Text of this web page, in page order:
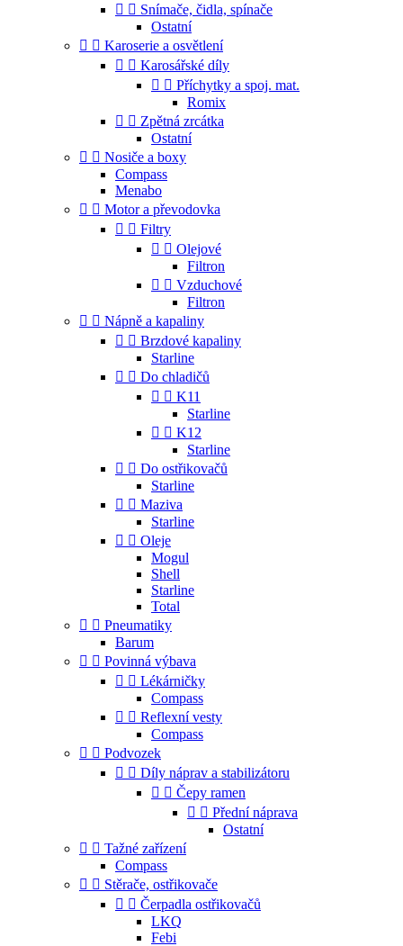
  Snímače, čidla, spínače
Ostatní
  Karoserie a osvětlení
  Karosářské díly
  Příchytky a spoj. mat.
Romix
  Zpětná zrcátka
Ostatní
  Nosiče a boxy
Compass
Menabo
  Motor a převodovka
  Filtry
  Olejové
Filtron
  Vzduchové
Filtron
  Nápně a kapaliny
  Brzdové kapaliny
Starline
  Do chladičů
  K11
Starline
  K12
Starline
  Do ostřikovačů
Starline
  Maziva
Starline
  Oleje
Mogul
Shell
Starline
Total
  Pneumatiky
Barum
  Povinná výbava
  Lékárničky
Compass
  Reflexní vesty
Compass
  Podvozek
  Díly náprav a stabilizátoru
  Čepy ramen
  Přední náprava
Ostatní
  Tažné zařízení
Compass
  Stěrače, ostřikovače
  Čerpadla ostřikovačů
LKQ
Febi